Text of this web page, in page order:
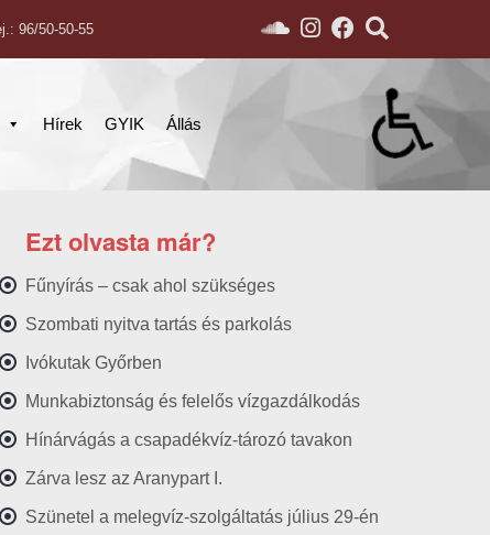
96/50-50-55
Hírek GYIK Állás
Ezt olvasta már?
Fűnyírás – csak ahol szükséges
Szombati nyitva tartás és parkolás
Ivókutak Győrben
Munkabiztonság és felelős vízgazdálkodás
Hínárvágás a csapadékvíz-tározó tavakon
Zárva lesz az Aranypart I.
Szünetel a melegvíz-szolgáltatás július 29-én